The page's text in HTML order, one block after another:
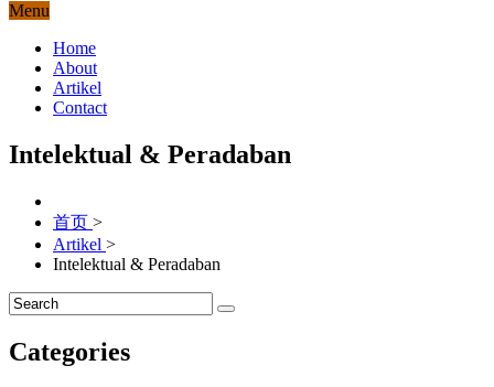
Menu
Home
About
Artikel
Contact
Intelektual & Peradaban
首页 >
Artikel >
Intelektual & Peradaban
Categories